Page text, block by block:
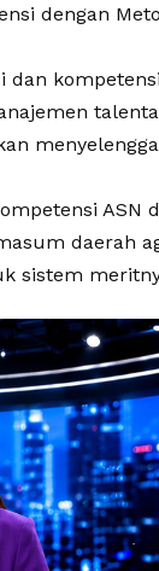
dengan
dan
talenta
ASN
daerah
sistem